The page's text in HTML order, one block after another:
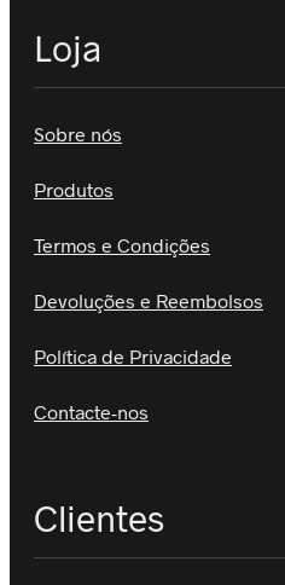
Loja
Sobre nós
Produtos
Termos e Condições
Devoluções e Reembolsos
Política de Privacidade
Contacte-nos
Clientes